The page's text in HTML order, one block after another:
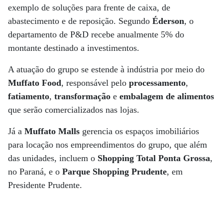
exemplo de soluções para frente de caixa, de
abastecimento e de reposição. Segundo Éderson, o
departamento de P&D recebe anualmente 5% do
montante destinado a investimentos.
A atuação do grupo se estende à indústria por meio do
Muffato Food, responsável pelo processamento,
fatiamento, transformação e embalagem de alimentos
que serão comercializados nas lojas.
Já a Muffato Malls gerencia os espaços imobiliários
para locação nos empreendimentos do grupo, que além
das unidades, incluem o Shopping Total Ponta Grossa,
no Paraná, e o Parque Shopping Prudente, em
Presidente Prudente.